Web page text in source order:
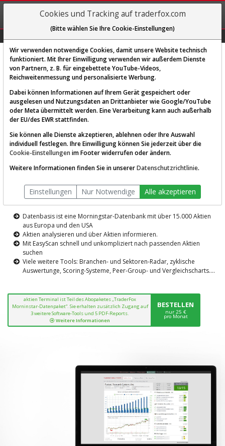
REGIS-
TRIEREN
Diese Funktion ist nur für
AKTIEN-TERMINAL
Die Aktienanalyse-Plattform von
TraderFox
Datenbasis ist eine Morningstar-Datenbank mit über 15.000 Aktien
aus Europa und den USA
Aktien analysieren und über Aktien informieren.
Mit EasyScan schnell und unkompliziert nach passenden Aktien
suchen
Viele weitere Tools: Branchen- und Sektoren-Radar, zyklische
Auswertunge, Scoring-Systeme, Peer-Group- und Vergleichscharts....
aktien Terminal ist Teil des Abopaketes „TraderFox
Morninstar-Datenpaket“. Sie erhalten zusätzlich Zugang auf
3 weitere Software-Tools und 5 PDF-Reports.
Weitere Informationen
BESTELLEN
nur 25 €
pro Monat
Cookies und Tracking auf traderfox.com
(Bitte wählen Sie Ihre Cookie-Einstellungen)
Wir verwenden notwendige Cookies, damit unsere Website technisch
funktioniert. Mit Ihrer Einwilligung verwenden wir außerdem Dienste
von Partnern, z. B. für eingebettete YouTube-Videos,
Reichweitenmessung und personalisierte Werbung.
Dabei können Informationen auf Ihrem Gerät gespeichert oder
ausgelesen und Nutzungsdaten an Drittanbieter wie Google/YouTube
oder Meta übermittelt werden. Eine Verarbeitung kann auch außerhalb
der EU/des EWR stattfinden.
Sie können alle Dienste akzeptieren, ablehnen oder Ihre Auswahl
individuell festlegen. Ihre Einwilligung können Sie jederzeit über die
Cookie-Einstellungen im Footer widerrufen oder ändern.
Weitere Informationen finden Sie in unsererDatenschutzrichtlinie.
Einstellungen Nur Notwendige Alle akzeptieren